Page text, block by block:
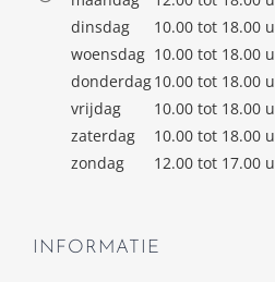
dinsdag
10.00 tot 18.00 u
woensdag 10.00 tot 18.00 u
donderdag10.00 tot 18.00 u
vrijdag
10.00 tot 18.00 u
zaterdag
10.00 tot 18.00 u
zondag
12.00 tot 17.00 u
INFORMATIE